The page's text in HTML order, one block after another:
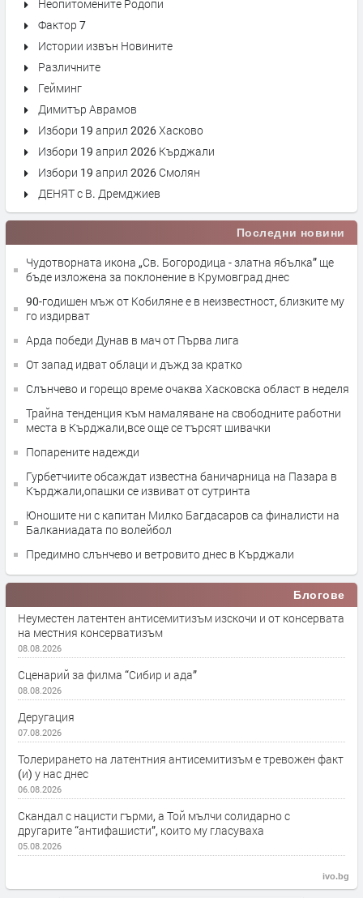
Неопитомените Родопи
Фактор 7
Истории извън Новините
Различните
Гейминг
Димитър Аврамов
Избори 19 април 2026 Хасково
Избори 19 април 2026 Кърджали
Избори 19 април 2026 Смолян
ДЕНЯТ с В. Дремджиев
Последни новини
Чудотворната икона „Св. Богородица - златна ябълка” ще
бъде изложена за поклонение в Крумовград днес
90-годишен мъж от Кобиляне е в неизвестност, близките му
го издирват
Арда победи Дунав в мач от Първа лига
От запад идват облаци и дъжд за кратко
Слънчево и горещо време очаква Хасковска област в неделя
Трайна тенденция към намаляване на свободните работни
места в Кърджали,все още се търсят шивачки
Попарените надежди
Гурбетчиите обсаждат известна баничарница на Пазара в
Кърджали,опашки се извиват от сутринта
Юношите ни с капитан Милко Багдасаров са финалисти на
Балканиадата по волейбол
Предимно слънчево и ветровито днес в Кърджали
Блогове
Неуместен латентен антисемитизъм изскочи и от консервата
на местния консерватизъм
08.08.2026
Сценарий за филма “Сибир и ада”
08.08.2026
Деругация
07.08.2026
Толерирането на латентния антисемитизъм е тревожен факт
(и) у нас днес
06.08.2026
Скандал с нацисти гърми, а Той мълчи солидарно с
другарите “антифашисти”, които му гласуваха
05.08.2026
ivo.bg